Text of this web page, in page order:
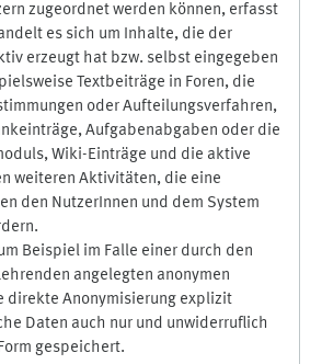
zugeordnet werden können, erfasst
es sich um Inhalte, die der
erzeugt hat bzw. selbst eingegeben
Textbeiträge in Foren, die
oder Aufteilungsverfahren,
Aufgabenabgaben oder die
Wiki-Einträge und die aktive
weiteren Aktivitäten, die eine
den NutzerInnen und dem System
Beispiel im Falle einer durch den
angelegten anonymen
direkte Anonymisierung explizit
Daten auch nur und unwiderruflich
gespeichert.